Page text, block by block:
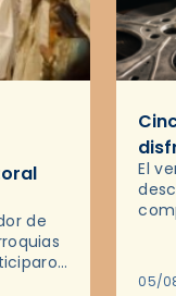
de
El
05/